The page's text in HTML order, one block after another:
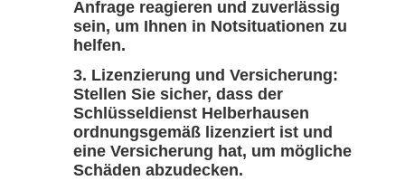
Anfrage reagieren und zuverlässig
sein, um Ihnen in Notsituationen zu
helfen.
Lizenzierung und Versicherung:
Stellen Sie sicher, dass der
Schlüsseldienst Helberhausen
ordnungsgemäß lizenziert ist und
eine Versicherung hat, um mögliche
Schäden abzudecken.